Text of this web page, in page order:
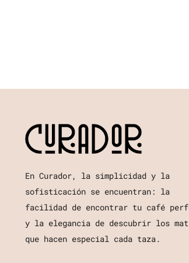
En Curador, la simplicidad y la
sofisticación se encuentran: la
facilidad de encontrar tu café
y la elegancia de descubrir los
que hacen especial cada taza.